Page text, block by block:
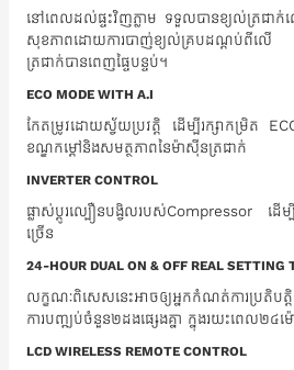
នៅពេលដល់ផ្ទះវិញភ្លាម ទទួលបានខ្យល់ត្រជាក់
សុខភាពដោយការបាញ់ខ្យល់គ្របដណ្តប់ពីល
ត្រជាក់បានពេញផ្ទៃបន្ទប់។
ECO MODE WITH A.I
កែតម្រូវដោយស្វ័យប្រវត្តិ ដើម្បីរក្សាកម្រិត
ខណ្ឌកម្តៅនិងសមត្ថភាពនៃម៉ាស៊ីនត្រជាក់
INVERTER CONTROL
ផ្លាស់ប្តូរល្បឿនបង្វិលរបស់Compressor ដើម្
ច្រើន
24-HOUR DUAL ON & OFF REAL SETTING
លក្ខណៈពិសេសនេះអាចឲ្យអ្នកកំណត់ការប្រតិបត្តិក
ការបញ្ឍប់ចំនួន២ដងផ្សេងគ្នា ក្នុងរយះពេល២៤ម៉
LCD WIRELESS REMOTE CONTROL